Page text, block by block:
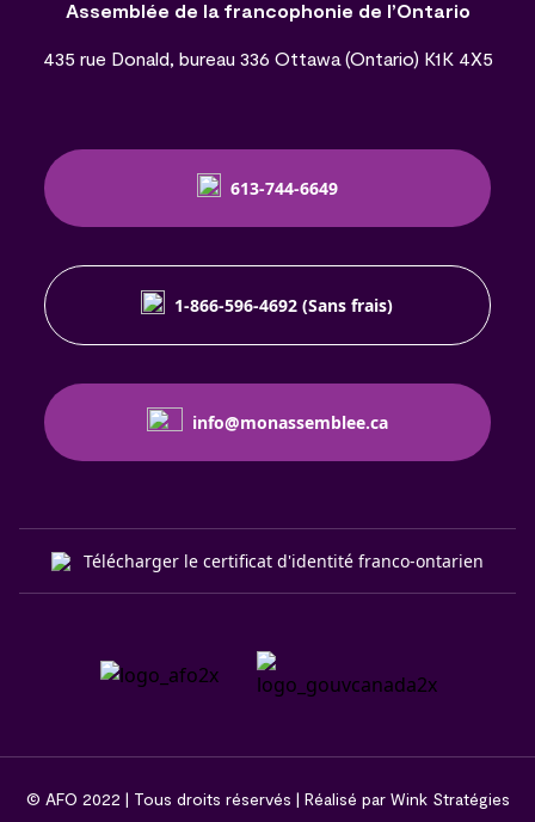
Assemblée de la francophonie de l’Ontario
435 rue Donald, bureau 336 Ottawa (Ontario) K1K 4X5
613-744-6649
1-866-596-4692 (Sans frais)
info@monassemblee.ca
Télécharger le certificat d'identité franco-ontarien
© AFO 2022 | Tous droits réservés | Réalisé par Wink Stratégies